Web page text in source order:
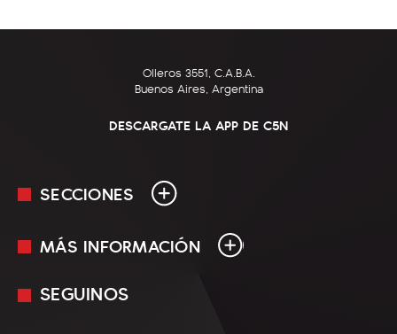
Olleros 3551, C.A.B.A.
Buenos Aires, Argentina
DESCARGATE LA APP DE C5N
SECCIONES
En Vivo
MÁS INFORMACIÓN
Mediakit
SEGUINOS